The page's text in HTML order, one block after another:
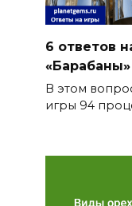
6 ответов
В этом
игры 94